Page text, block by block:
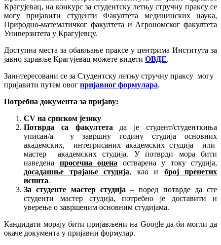
Крагујевац, на конкурс за студентску летњу стручну праксу се
могу пријавити студенти Факултета медицинских наука,
Природно-математичког факултета и Агрономског факултета
Универзитета у Крагујевцу.
Доступна места за обављање праксе у центрима Института за
јавно здравље Крагујевац можете видети ОВДЕ.
Заинтересовани се за Студентску летњу стручну праксу могу
пријавити путем овог пријавног формулара.
Потребна документа за пријаву:
CV на српском језику
Потврда са факултета да је студент/студенткиња
уписан/а у завршну годину студија основних
академских, интегрисаних академских студија или
мастер академских студија. У потврди мора бити
наведена просечна оцена
остварена у току студија,
досадашње трајање студија, као и број пренетих
испита.
За студенте мастер студија – поред потврде да сте
студенти мастер студија, потребно је доставити и
уверење о завршеним основним студијама.
Кандидати морају бити пријављени на Google да би могли да
окаче документа у пријавни формулар.